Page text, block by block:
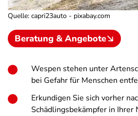
Quelle: capri23auto - pixabay.com
Beratung & Angebote
Wespen stehen unter
bei Gefahr für Menschen
Erkundigen Sie sich vorher
Schädlingsbekämpfer in Ihrer